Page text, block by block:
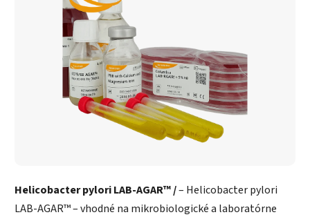
Helicobacter pylori LAB-AGAR™ /– Helicobacter pylori
LAB-AGAR™ – vhodné na mikrobiologické a laboratórne